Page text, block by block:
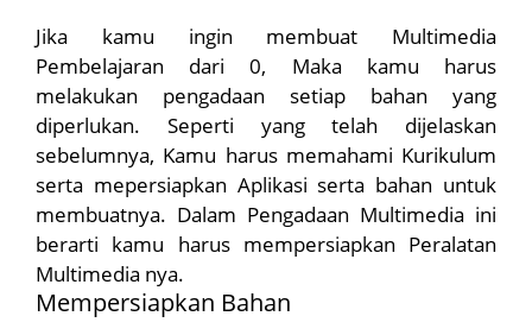
Jika kamu ingin membuat Multimedia
Pembelajaran dari 0, Maka kamu harus
melakukan pengadaan setiap bahan yang
diperlukan. Seperti yang telah dijelaskan
sebelumnya, Kamu harus memahami Kurikulum
serta mepersiapkan Aplikasi serta bahan untuk
membuatnya. Dalam Pengadaan Multimedia ini
berarti kamu harus mempersiapkan Peralatan
Multimedia nya.
Mempersiapkan Bahan